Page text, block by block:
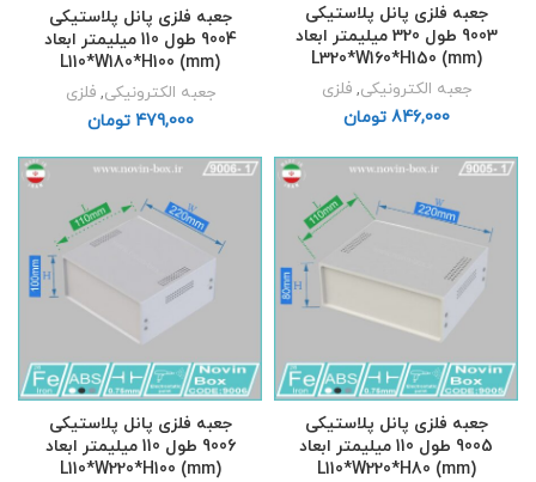
جعبه فلزی پانل پلاستیکی
9003 طول 320 میلیمتر ابعاد
L320*W160*H150 (mm)
جعبه الکترونیکی,فلزی
تومان
جعبه فلزی پانل پلاستیکی
9004 طول 110 میلیمتر ابعاد
L110*W180*H100 (mm)
جعبه الکترونیکی,فلزی
تومان
جعبه فلزی پانل پلاستیکی
9005 طول 110 میلیمتر ابعاد
L110*W220*H80 (mm)
جعبه فلزی پانل پلاستیکی
9006 طول 110 میلیمتر ابعاد
L110*W220*H100 (mm)